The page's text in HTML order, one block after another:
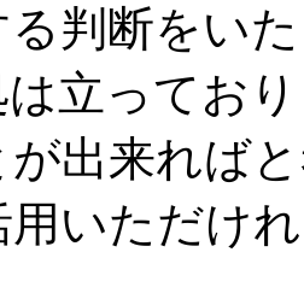
る判断をい
立ってお
が出来れば
用いただけ